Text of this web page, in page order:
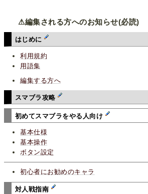
⚠編集される方へのお知らせ(必読)
はじめに
利用規約
用語集
編集する方へ
スマブラ攻略
初めてスマブラをやる人向け
基本仕様
基本操作
ボタン設定
初心者にお勧めのキャラ
対人戦指南